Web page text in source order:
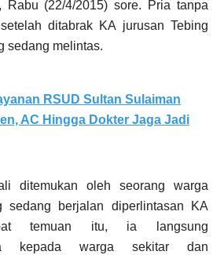
Rabu (22/4/2015) sore. Pria tanpa
ditabrak KA jurusan Tebing
sedang melintas.
RSUD Sultan Sulaiman
AC Hingga Dokter Jaga Jadi
ditemukan oleh seorang warga
sedang berjalan diperlintasan KA
temuan itu, ia langsung
kepada warga sekitar dan